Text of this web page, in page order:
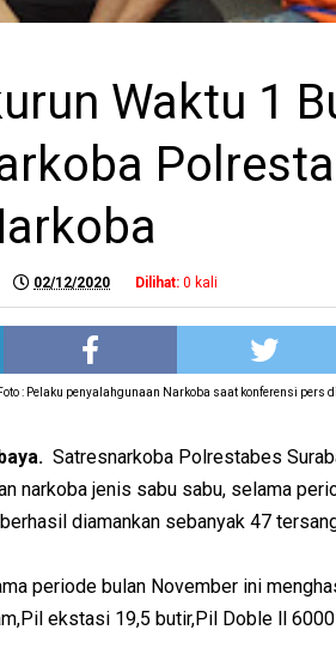
Waktu 1
02/12/2020 Dilihat: 0 kali
Foto : Pelaku penyalahgunaan Narkoba saat konferensi pers
Satresnarkoba Polrestabes
narkoba jenis sabu sabu, selama
diamankan sebanyak 47
periode bulan November ini
ekstasi 19,5 butir,Pil Doble ll